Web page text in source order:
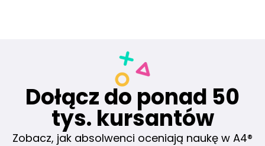
Dołącz do ponad 50
tys. kursantów
Zobacz, jak absolwenci oceniają naukę w A4®